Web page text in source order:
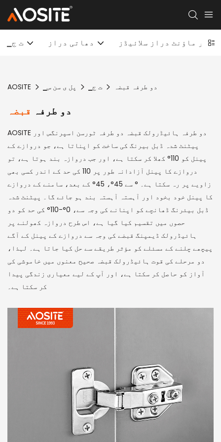
▁ت ج دھاتی دراز انڈر ماؤنٹ دراز سلائیڈز
AOSITE ▁پل ی سن س ▁ت ج دو طرفہ قبضہ
دو طرفہ قبضہ
AOSITE دو طرفہ ہائیڈرولک قبضہ دو طرفہ ٹورسن اسپرنگس اور
پیٹنٹ شدہ ڈبل بیرنگ کی ساخت کو اپناتا ہے، جو دروازے کے
پینل کو 110° کھلا کر سکتا ہے، اور جب دروازہ بند ہوتا ہے، تو
دروازے کا پینل آزادانہ طور پر 110 کی حد کے اندر کسی بھی
زاویے پر رہ سکتا ہے۔ ° سے 45°، 45° کے بعد، سامنے کے دروازے
کا پینل خود بخود اور آہستہ آہستہ بند ہو جائے گا۔ پیٹنٹ شدہ
ڈبل بیئرنگ ڈھانچے کو اپنانے کی وجہ سے، 0°-110° کی حد کو دو
حصوں میں تقسیم کیا گیا ہے، اس طرح دروازہ کھولنے پر
ہائیڈرولک ڈیمپنگ قبضے کی وجہ سے دروازے کے پینل کے آگے
پیچھے چلنے کے مسئلے کو مؤثر طریقے سے حل کیا جاتا ہے۔ لہذا،
دو مرحلے کی قوت ہائیڈرولک قبضہ صحیح معنوں میں خاموشی کی
آواز کو حاصل کر سکتا ہے، اور آپ کے لیے معیاری زندگی پیدا
کر سکتا ہے۔